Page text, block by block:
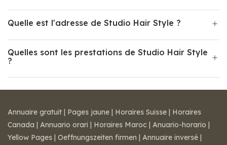
Quelle est l'adresse de Studio Hair Style ?
Quelles sont les prestations de Studio Hair Style
?
Annuaire gratuit | Pages jaune | Horaires Suisse | Horaires
Canada | Annuario orari | Horaires Maroc | Anuario-horario |
Yellow Pages | Oeffnungszeiten firmen | Annuaire inversé |